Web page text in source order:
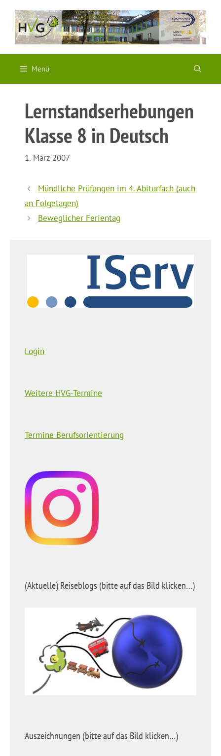
Inhalt
springen
Menü
Lernstandserhebungen
Klasse 8 in Deutsch
1. März 2007
Mündliche Prüfungen im 4. Abiturfach (auch
an Folgetagen)
Beweglicher Ferientag
Login
Weitere HVG-Termine
Termine Berufsorientierung
(Aktuelle) Reiseblogs (bitte auf das Bild klicken…)
Auszeichnungen (bitte auf das Bild klicken…)